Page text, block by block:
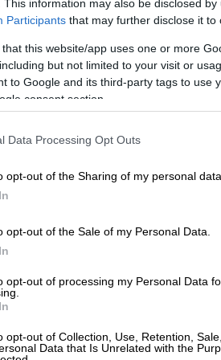
This information may also be disclosed
Participants that may further disclose it to
that this website/app uses one or more
but not limited to your visit or
to Google and its third-party tags to use
consent section.
Data Processing Opt Outs
opt-out of the Sharing of my personal data.
opt-out of the Sale of my Personal Data.
opt-out of processing my Personal Data
opt-out of Collection, Use, Retention,
Data that Is Unrelated with the
και άλλα ρήγματα
υπόθεση ο ΣΥΡΙΖΑ, με την
να απαντήσει για
και τον δημοσιογράφο
εισαγγελία
Πάγου αντί να σπεύδει η
την έρευνα από την
ο
Ελίζα
είναι «τουλάχιστον
να απαντήσουν *άμεσα*
να παρεμποδίσει τον
φυσικά ο εισαγγελέας
να απαντήσει για